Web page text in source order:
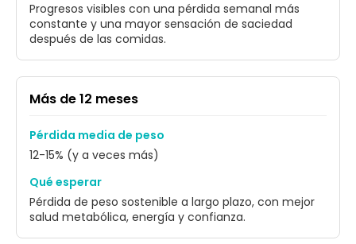
Progresos visibles con una pérdida semanal más
constante y una mayor sensación de saciedad
después de las comidas.
Más de 12 meses
Pérdida media de peso
12-15% (y a veces más)
Qué esperar
Pérdida de peso sostenible a largo plazo, con mejor
salud metabólica, energía y confianza.